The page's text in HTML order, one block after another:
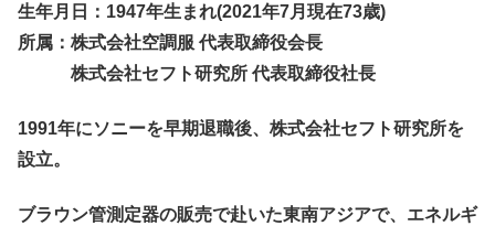
生年月日：1947年生まれ(2021年7月現在73歳)
所属：株式会社空調服 代表取締役会長
株式会社セフト研究所 代表取締役社長
1991年にソニーを早期退職後、株式会社セフト研究所を
設立。
ブラウン管測定器の販売で赴いた東南アジアで、エネルギ